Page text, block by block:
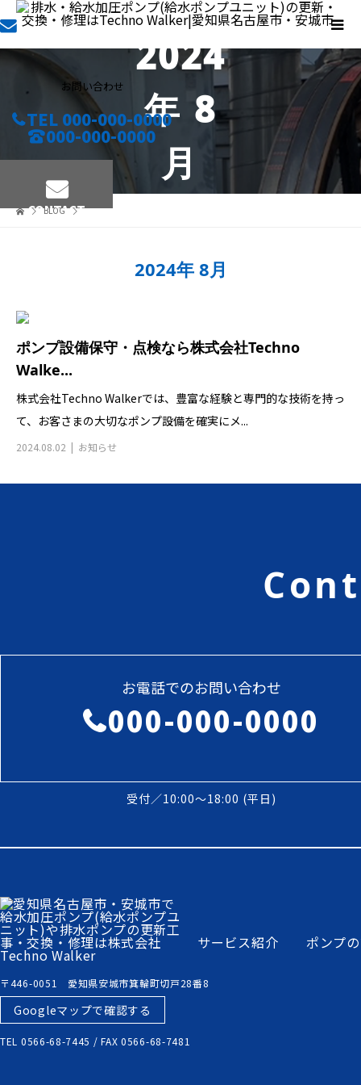
お問い合わせ
TEL 000-000-0000
000-000-0000
CONTACT
2024
年 8
月
BLOG
2024年 8月
ポンプ設備保守・点検なら株式会社Techno
Walke...
株式会社Techno Walkerでは、豊富な経験と専門的な技術を持っ
て、お客さまの大切なポンプ設備を確実にメ...
2024.08.02 お知らせ
お電話でのお問い合わせ
000-000-0000
受付／10:00～18:00 (平日)
サービス紹介 ポンプ
〒446-0051 愛知県安城市箕輪町切戸28番8
Googleマップで確認する
TEL 0566-68-7445 / FAX 0566-68-7481